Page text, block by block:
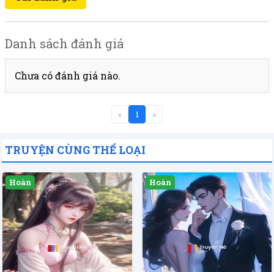
Danh sách đánh giá
Chưa có đánh giá nào.
« 1 »
TRUYỆN CÙNG THỂ LOẠI